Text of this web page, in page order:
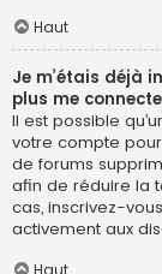
Haut
Je m’étais déjà
plus me
Il est possible
votre compte
de forums
afin de réduire la
cas, inscrivez-
activement aux
Haut